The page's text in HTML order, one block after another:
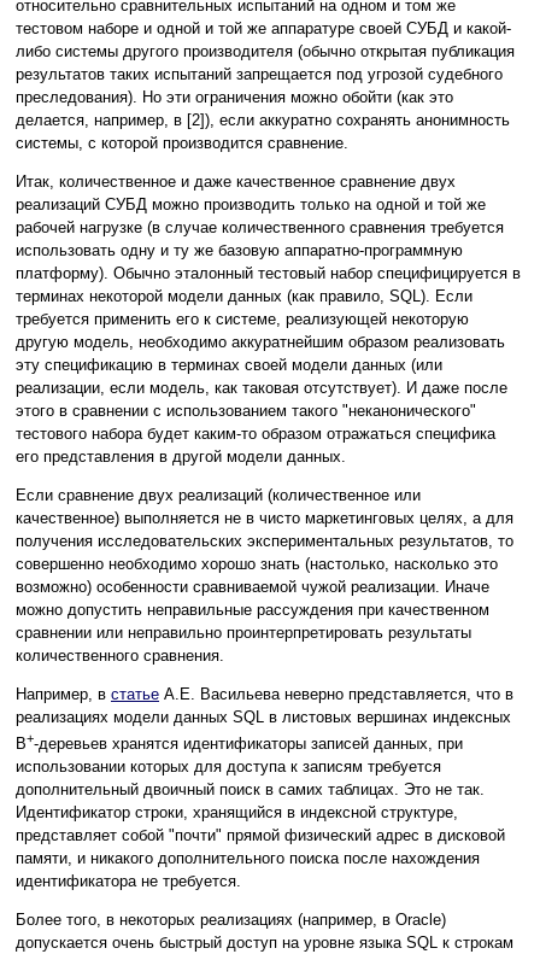
относительно сравнительных испытаний на одном и том же
тестовом наборе и одной и той же аппаратуре своей СУБД и какой-
либо системы другого производителя (обычно открытая публикация
результатов таких испытаний запрещается под угрозой судебного
преследования). Но эти ограничения можно обойти (как это
делается, например, в [2]), если аккуратно сохранять анонимность
системы, с которой производится сравнение.
Итак, количественное и даже качественное сравнение двух
реализаций СУБД можно производить только на одной и той же
рабочей нагрузке (в случае количественного сравнения требуется
использовать одну и ту же базовую аппаратно-программную
платформу). Обычно эталонный тестовый набор специфицируется в
терминах некоторой модели данных (как правило, SQL). Если
требуется применить его к системе, реализующей некоторую
другую модель, необходимо аккуратнейшим образом реализовать
эту спецификацию в терминах своей модели данных (или
реализации, если модель, как таковая отсутствует). И даже после
этого в сравнении с использованием такого "неканонического"
тестового набора будет каким-то образом отражаться специфика
его представления в другой модели данных.
Если сравнение двух реализаций (количественное или
качественное) выполняется не в чисто маркетинговых целях, а для
получения исследовательских экспериментальных результатов, то
совершенно необходимо хорошо знать (настолько, насколько это
возможно) особенности сравниваемой чужой реализации. Иначе
можно допустить неправильные рассуждения при качественном
сравнении или неправильно проинтерпретировать результаты
количественного сравнения.
Например, в статье А.Е. Васильева неверно представляется, что в
реализациях модели данных SQL в листовых вершинах индексных
В+-деревьев хранятся идентификаторы записей данных, при
использовании которых для доступа к записям требуется
дополнительный двоичный поиск в самих таблицах. Это не так.
Идентификатор строки, хранящийся в индексной структуре,
представляет собой "почти" прямой физический адрес в дисковой
памяти, и никакого дополнительного поиска после нахождения
идентификатора не требуется.
Более того, в некоторых реализациях (например, в Oracle)
допускается очень быстрый доступ на уровне языка SQL к строкам